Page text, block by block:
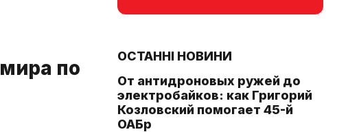
по
ОСТАННІ НОВИНИ
От антидроновых ружей до
электробайков: как Григорий
Козловский помогает 45-й
ОАБр